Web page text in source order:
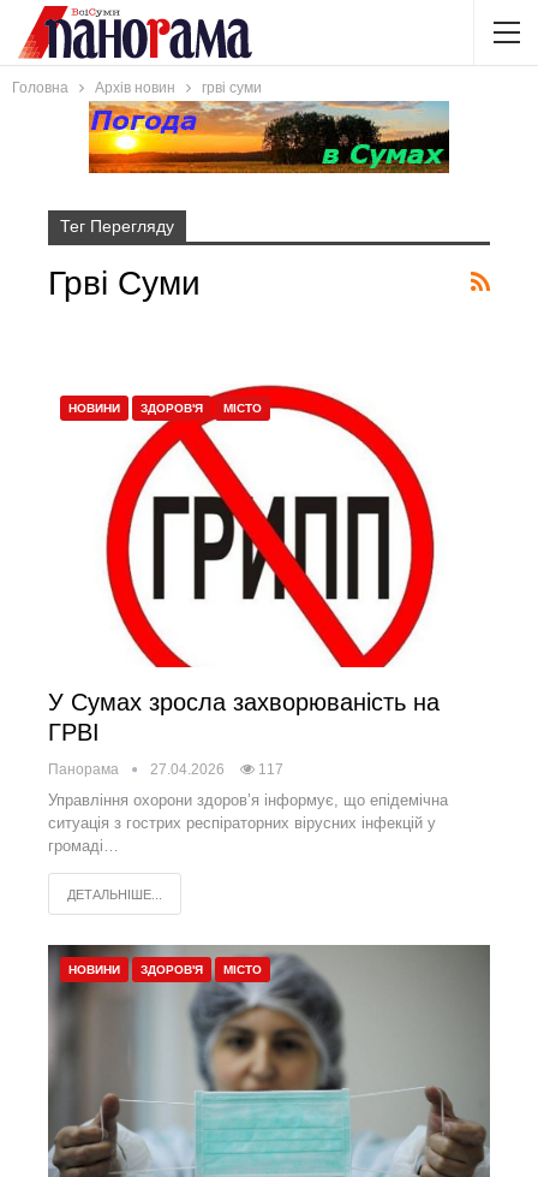
Головна Архів новин грві суми
Тег Перегляду
Грві Суми
НОВИНИ ЗДОРОВ'Я МІСТО
У Сумах зросла захворюваність на
ГРВІ
Панорама 27.04.2026 117
Управління охорони здоров’я інформує, що епідемічна
ситуація з гострих респіраторних вірусних інфекцій у
громаді…
ДЕТАЛЬНІШЕ...
НОВИНИ ЗДОРОВ'Я МІСТО